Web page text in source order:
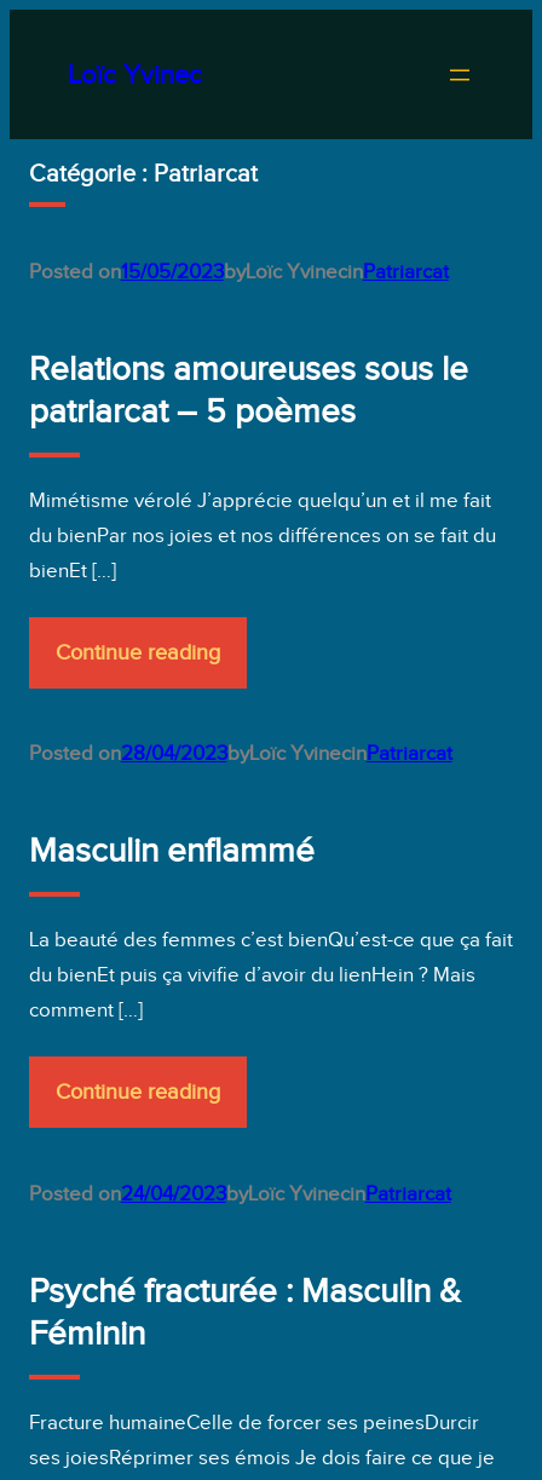
Loïc Yvinec
Catégorie : Patriarcat
Posted on15/05/2023byLoïc YvinecinPatriarcat
Relations amoureuses sous le
patriarcat – 5 poèmes
Mimétisme vérolé J’apprécie quelqu’un et il me fait
du bienPar nos joies et nos différences on se fait du
bienEt […]
Continue reading
Posted on28/04/2023byLoïc YvinecinPatriarcat
Masculin enflammé
La beauté des femmes c’est bienQu’est-ce que ça fait
du bienEt puis ça vivifie d’avoir du lienHein ? Mais
comment […]
Continue reading
Posted on24/04/2023byLoïc YvinecinPatriarcat
Psyché fracturée : Masculin &
Féminin
Fracture humaineCelle de forcer ses peinesDurcir
ses joiesRéprimer ses émois Je dois faire ce que je